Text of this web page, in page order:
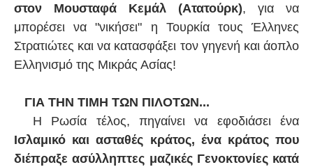
στον Μουσταφά Κεμάλ (Ατατούρκ), για να
μπορέσει να "νικήσει" η Τουρκία τους Έλληνες
Στρατιώτες και να κατασφάξει τον γηγενή και άοπλο
Ελληνισμό της Μικράς Ασίας!
ΓΙΑ ΤΗΝ ΤΙΜΗ ΤΩΝ ΠΙΛΟΤΩΝ...
Η Ρωσία τέλος, πηγαίνει να εφοδιάσει ένα
Ισλαμικό και ασταθές κράτος, ένα κράτος που
διέπραξε ασύλληπτες μαζικές Γενοκτονίες κατά